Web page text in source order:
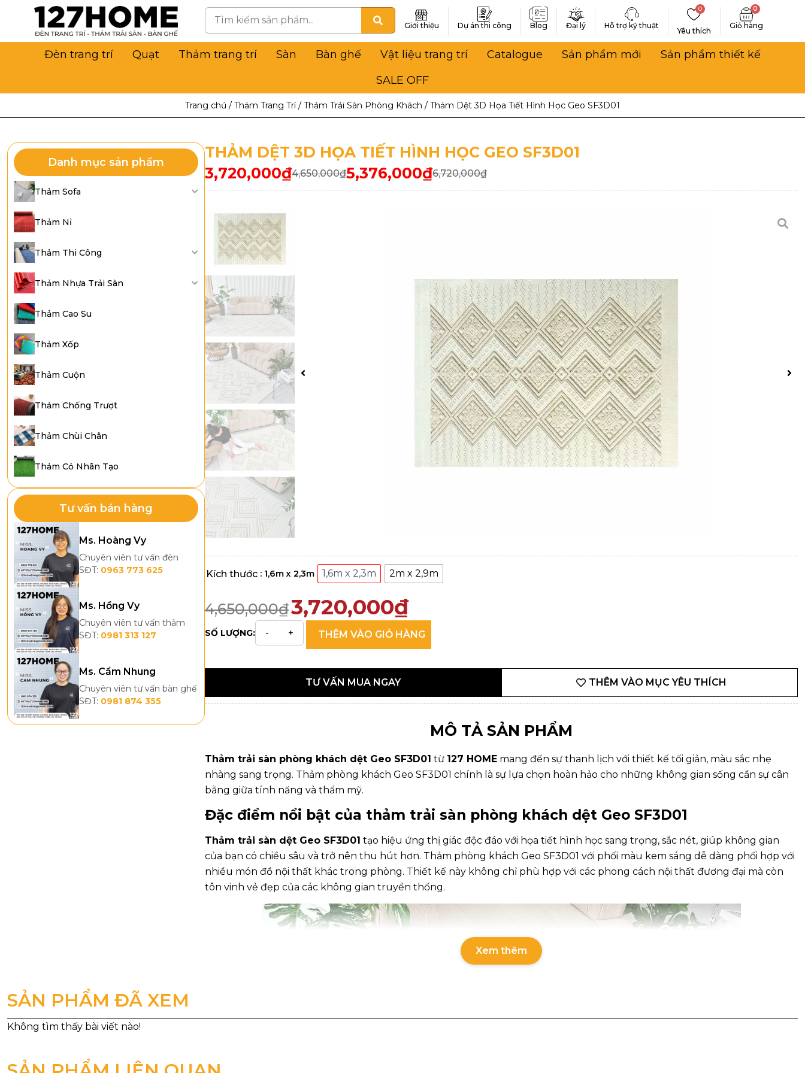
Giới thiệu Dự án thi công Blog Đại lý Hỗ trợ kỹ thuật
Yêu thích
0 0
Đèn trang trí Quạt Thảm trang trí Sàn Bàn ghế Vật liệu trang trí Catalogue Sản phẩm mới
Sản phẩm thiết kế
SALE OFF
Trang chủ / Thảm Trang Trí/ Thảm Trải Sàn Phòng Khách / Thảm Dệt 3D Họa Tiết Hình Học Geo SF3D01
Danh mục sản phẩm
Thảm Sofa
Thảm Nỉ
Thảm Thi Công
Thảm Nhựa Trải Sàn
Thảm Cao Su
Thảm Xốp
Thảm Cuộn
Thảm Chống Trượt
Thảm Chùi Chân
Thảm Cỏ Nhân Tạo
Tư vấn bán hàng
Ms. Hoàng Vy
Chuyên viên tư vấn đèn
SĐT: 0963 773 625
Ms. Hồng Vy
Chuyên viên tư vấn thảm
SĐT: 0981 313 127
Ms. Cẩm Nhung
Chuyên viên tư vấn bàn ghế
SĐT: 0981 874 355
THẢM DỆT 3D HỌA TIẾT HÌNH HỌC GEO SF3D01
4,650,000₫
3,720,000₫ 6,720,000₫
5,376,000₫
Kích thước : 1,6m x 2,3m 1,6m x 2,3m 2m x 2,9m
4,650,000₫3,720,000₫
SỐ LƯỢNG: THÊM VÀO GIỎ HÀNG
TƯ VẤN MUA NGAY THÊM VÀO MỤC YÊU THÍCH
MÔ TẢ SẢN PHẨM
Thảm trải sàn phòng khách dệt Geo SF3D01 từ 127 HOME mang đến sự thanh lịch với thiết kế tối giản, màu sắc nhẹ
nhàng sang trọng. Thảm phòng khách Geo SF3D01 chính là sự lựa chọn hoàn hảo cho những không gian sống cần sự cân
bằng giữa tính năng và thẩm mỹ.
Đặc điểm nổi bật của thảm trải sàn phòng khách dệt Geo SF3D01
Thảm trải sàn dệt Geo SF3D01 tạo hiệu ứng thị giác độc đáo với họa tiết hình học sang trọng, sắc nét, giúp không gian
của bạn có chiều sâu và trở nên thu hút hơn. Thảm phòng khách Geo SF3D01 với phối màu kem sáng dễ dàng phối hợp với
nhiều món đồ nội thất khác trong phòng. Thiết kế này không chỉ phù hợp với các phong cách nội thất đương đại mà còn
tôn vinh vẻ đẹp của các không gian truyền thống.
Xem thêm
SẢN PHẨM ĐÃ XEM